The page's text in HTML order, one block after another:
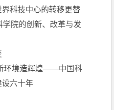
科技中心的转移更替
院的创新、改革与发
环境造辉煌——中国科
设六十年